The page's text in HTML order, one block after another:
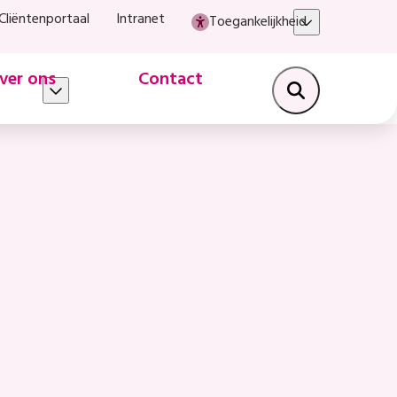
Intranet Toegankelijkheid
ons Contact